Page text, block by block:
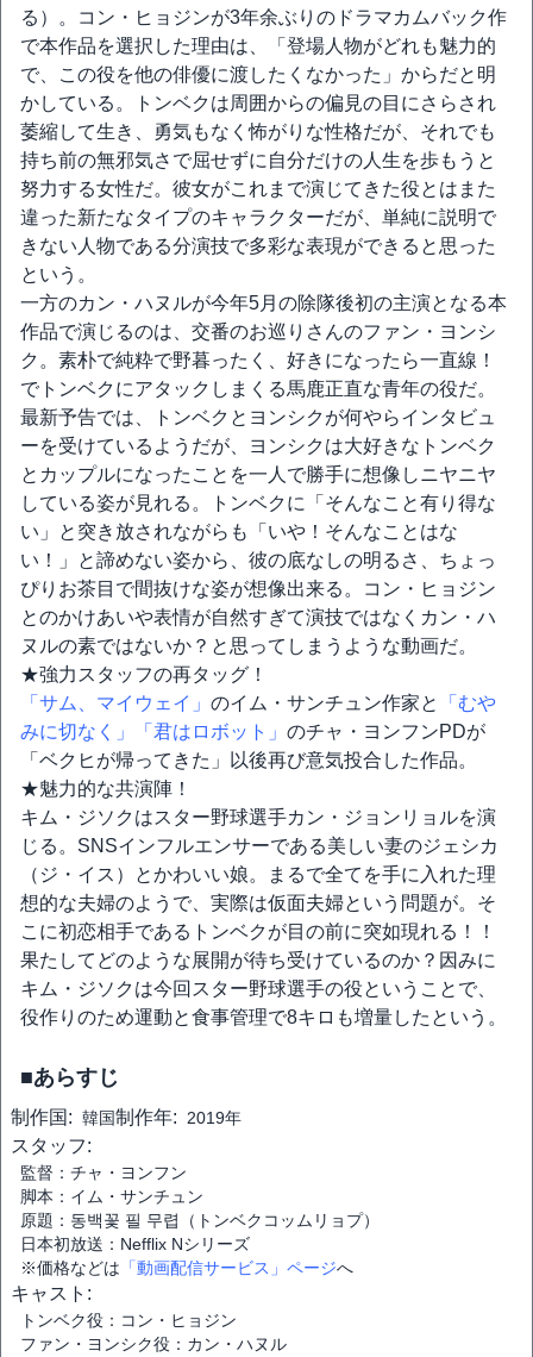
る）。コン・ヒョジンが3年余ぶりのドラマカムバック作
で本作品を選択した理由は、「登場人物がどれも魅力的
で、この役を他の俳優に渡したくなかった」からだと明
かしている。トンベクは周囲からの偏見の目にさらされ
萎縮して生き、勇気もなく怖がりな性格だが、それでも
持ち前の無邪気さで屈せずに自分だけの人生を歩もうと
努力する女性だ。彼女がこれまで演じてきた役とはまた
違った新たなタイプのキャラクターだが、単純に説明で
きない人物である分演技で多彩な表現ができると思った
という。
一方のカン・ハヌルが今年5月の除隊後初の主演となる本
作品で演じるのは、交番のお巡りさんのファン・ヨンシ
ク。素朴で純粋で野暮ったく、好きになったら一直線！
でトンベクにアタックしまくる馬鹿正直な青年の役だ。
最新予告では、トンベクとヨンシクが何やらインタビュ
ーを受けているようだが、ヨンシクは大好きなトンベク
とカップルになったことを一人で勝手に想像しニヤニヤ
している姿が見れる。トンベクに「そんなこと有り得な
い」と突き放されながらも「いや！そんなことはな
い！」と諦めない姿から、彼の底なしの明るさ、ちょっ
ぴりお茶目で間抜けな姿が想像出来る。コン・ヒョジン
とのかけあいや表情が自然すぎて演技ではなくカン・ハ
ヌルの素ではないか？と思ってしまうような動画だ。
★強力スタッフの再タッグ！
「サム、マイウェイ」 のイム・サンチュン作家と
「むや
みに切なく」
「君はロボット」 のチャ・ヨンフンPDが
「ベクヒが帰ってきた」以後再び意気投合した作品。
★魅力的な共演陣！
キム・ジソクはスター野球選手カン・ジョンリョルを演
じる。SNSインフルエンサーである美しい妻のジェシカ
（ジ・イス）とかわいい娘。まるで全てを手に入れた理
想的な夫婦のようで、実際は仮面夫婦という問題が。そ
こに初恋相手であるトンベクが目の前に突如現れる！！
果たしてどのような展開が待ち受けているのか？因みに
キム・ジソクは今回スター野球選手の役ということで、
役作りのため運動と食事管理で8キロも増量したという。
■あらすじ
制作国: 韓国制作年: 2019年
スタッフ:
監督：チャ・ヨンフン
脚本：イム・サンチュン
原題：동백꽃 필 무렵（トンベクコッムリョプ）
日本初放送：Nefflix Nシリーズ
※価格などは 「動画配信サービス」ページへ
キャスト:
トンベク役：コン・ヒョジン
ファン・ヨンシク役：カン・ハヌル